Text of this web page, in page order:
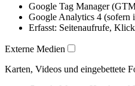
Google Tag Manager
Google Analytics 4
Erfasst: Seitenaufrufe,
Externe Medien
Karten, Videos und eingebettete